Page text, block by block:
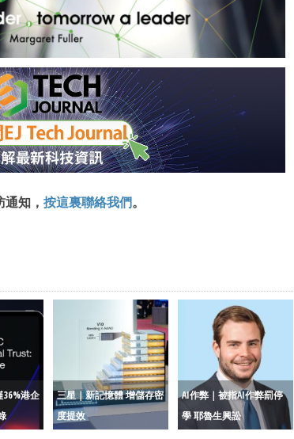
知， 按這裏聯絡我們。
36%港企
三星｜新記憶體 增儲存密
度提效
AI作弊｜被指AI作弊罰停
學 耶魯生興訟